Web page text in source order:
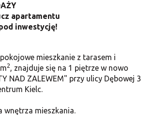
apartamentu
inwestycję!
mieszkanie z tarasem i
2, znajduje się na 1 piętrze w nowo
NAD ZALEWEM" przy ulicy Dębowej 3
Kielc.
wnętrza mieszkania.